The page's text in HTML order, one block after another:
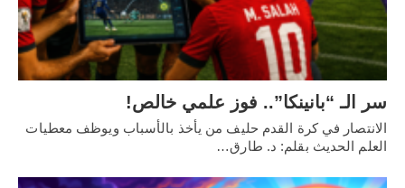
سر الـ “بانينكا”.. فوز علمي خالص!
الانتصار في كرة القدم حليف من يأخذ بالأسباب ويوظف معطيات
العلم الحديث بقلم: د. طارق…